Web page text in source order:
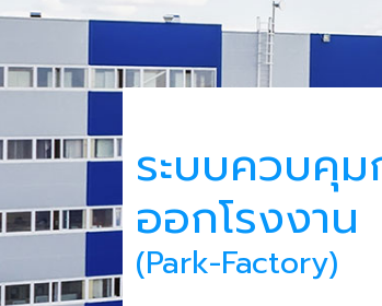
ระบบควบคุม
ออกโรงงาน
(Park-Factory)